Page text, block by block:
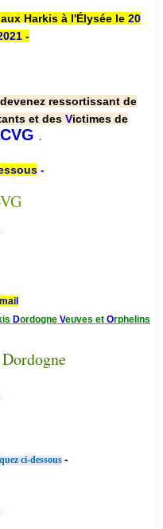
aux Harkis à l'Élysée le 20
-
ressortissant de
et des Victimes de
.
-
Dordogne Veuves et Orphelins
ci-dessous -